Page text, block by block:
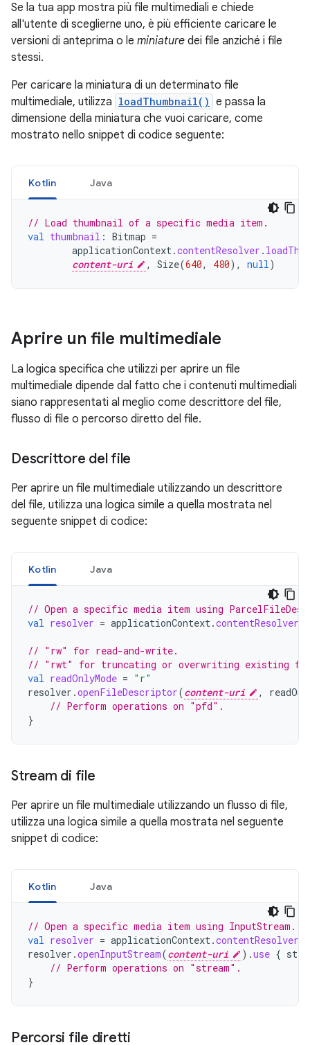
Se la tua app mostra più file multimediali e chiede
all'utente di sceglierne uno, è più efficiente caricare le
versioni di anteprima o le miniature dei file anziché i file
stessi.
Per caricare la miniatura di un determinato file
multimediale, utilizza loadThumbnail() e passa la
dimensione della miniatura che vuoi caricare, come
mostrato nello snippet di codice seguente:
Kotlin Java
// Load thumbnail of a specific media item.
val thumbnail : Bitmap =
applicationContext.contentResolver .
content-uri
, Size(640, 480), null)
Aprire un file multimediale
La logica specifica che utilizzi per aprire un file
multimediale dipende dal fatto che i contenuti multimediali
siano rappresentati al meglio come descrittore del file,
flusso di file o percorso diretto del file.
Descrittore del file
Per aprire un file multimediale utilizzando un descrittore
del file, utilizza una logica simile a quella mostrata nel
seguente snippet di codice:
Kotlin Java
// Open a specific media item using
val resolver = applicationContext.contentResolver
// "rw" for read-and-write.
// "rwt" for truncating or overwriting existing
val readOnlyMode = "r"
resolver .openFileDescriptor(content-uri ,
// Perform operations on "pfd".
}
Stream di file
Per aprire un file multimediale utilizzando un flusso di file,
utilizza una logica simile a quella mostrata nel seguente
snippet di codice:
Kotlin Java
// Open a specific media item using InputStream.
val resolver = applicationContext.contentResolver
resolver .openInputStream(content-uri ).use {
// Perform operations on "stream".
}
Percorsi file diretti